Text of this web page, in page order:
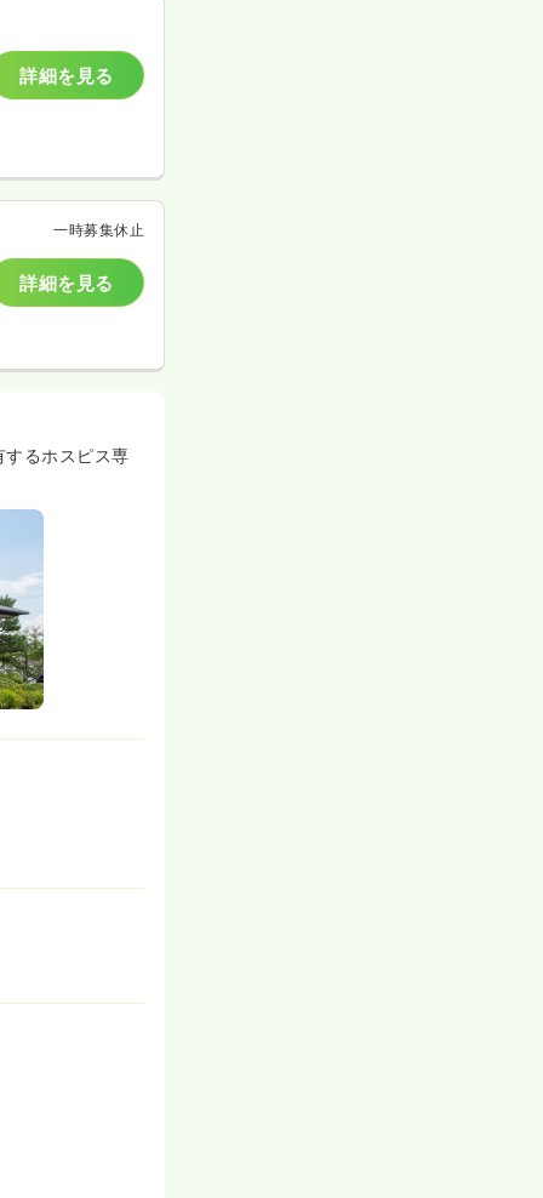
詳細を見る
一時募集休止
詳細を見る
るホスピス専